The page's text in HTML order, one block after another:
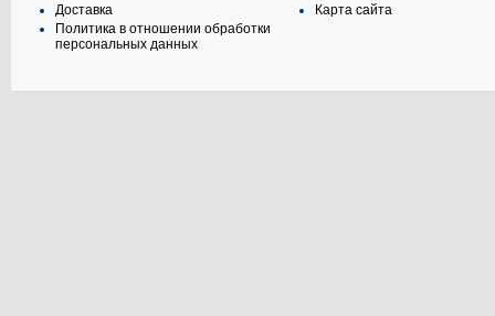
Доставка
Политика в отношении обработки
персональных данных
Карта сайта